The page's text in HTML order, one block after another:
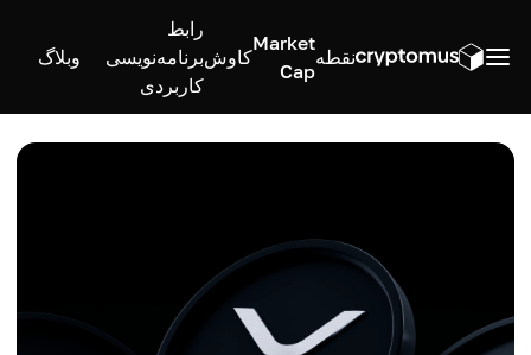
نقطه
Market
Cap
کاوش
رابط
برنامه‌نویسی
کاربردی
وبلاگ